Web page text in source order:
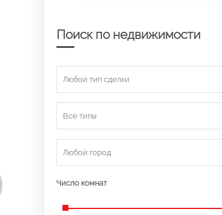
Поиск по недвижимости
Любой тип сделки
Все типы
Любой город
Число комнат